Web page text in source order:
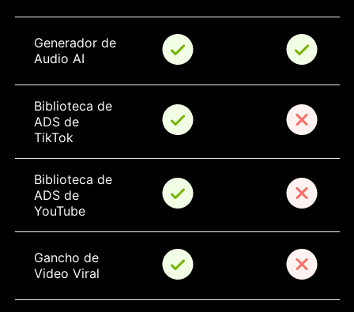
Generador de
Audio AI
Biblioteca de
ADS de
TikTok
Biblioteca de
ADS de
YouTube
Gancho de
Video Viral